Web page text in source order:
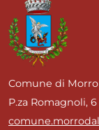
Comune di Morro
P.za Romagnoli,